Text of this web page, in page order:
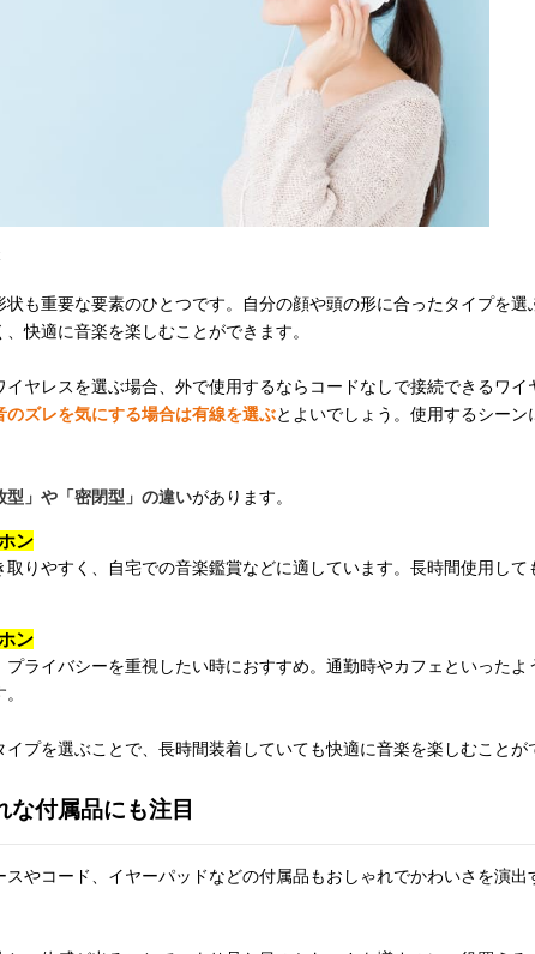
状も重要な要素のひとつです。自分の顔や頭の形に合ったタイプを
快適に音楽を楽しむことができます。
イヤレスを選ぶ場合、外で使用するならコードなしで接続できるワイ
のズレを気にする場合は有線を選ぶとよいでしょう。使用するシーン
型」や「密閉型」の違いがあります。
ン
取りやすく、自宅での音楽鑑賞などに適しています。長時間使用して
ン
プライバシーを重視したい時におすすめ。通勤時やカフェといったよ
イプを選ぶことで、長時間装着していても快適に音楽を楽しむことが
な付属品にも注目
スやコード、イヤーパッドなどの付属品もおしゃれでかわいさを演出